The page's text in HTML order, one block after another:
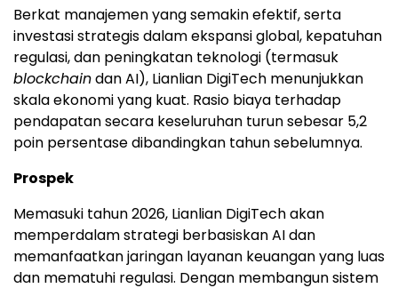
Berkat manajemen yang semakin efektif, serta
investasi strategis dalam ekspansi global, kepatuhan
regulasi, dan peningkatan teknologi (termasuk
blockchaindan AI), Lianlian DigiTech menunjukkan
skala ekonomi yang kuat. Rasio biaya terhadap
pendapatan secara keseluruhan turun sebesar 5,2
poin persentase dibandingkan tahun sebelumnya.
Prospek
Memasuki tahun 2026, Lianlian DigiTech akan
memperdalam strategi berbasiskan AI dan
memanfaatkan jaringan layanan keuangan yang luas
dan mematuhi regulasi. Dengan membangun sistem